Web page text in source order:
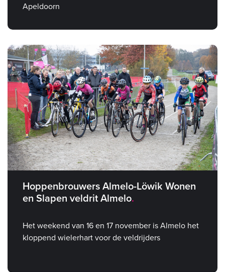
Apeldoorn
Hoppenbrouwers Almelo-Löwik Wonen
en Slapen veldrit Almelo
Het weekend van 16 en 17 november is Almelo het
kloppend wielerhart voor de veldrijders